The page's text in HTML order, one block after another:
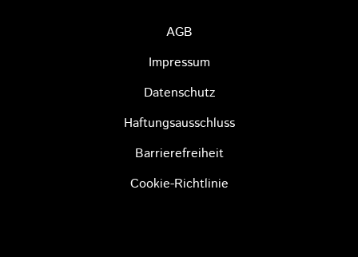
AGB
Impressum
Datenschutz
Haftungsausschluss
Barrierefreiheit
Cookie-Richtlinie